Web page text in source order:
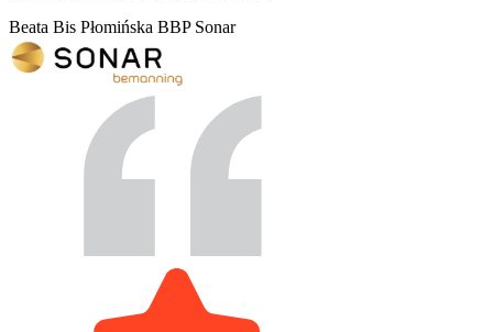
Beata Bis Płomińska BBP Sonar